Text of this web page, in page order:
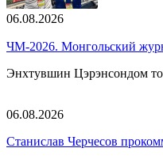
06.08.2026
ЧМ-2026. Монгольский
Энхтувшин Цэрэнсондом
06.08.2026
Станислав Черчесов